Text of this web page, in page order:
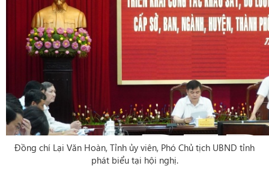
Đồng chí Lại Văn Hoàn, Tỉnh ủy viên, Phó Chủ tịch UBND tỉnh
phát biểu tại hội nghị.